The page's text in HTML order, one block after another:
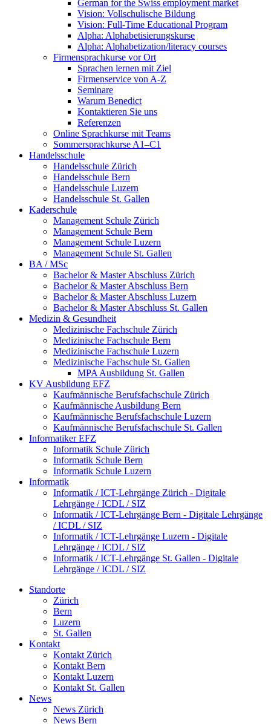
German for the Swiss employment market
Vision: Vollschulische Bildung
Vision: Full-Time Educational Program
Alpha: Alphabetisierungskurse
Alpha: Alphabetization/literacy courses
Firmensprachkurse vor Ort
Sprachen lernen mit Ziel
Firmenservice von A-Z
Seminare
Warum Benedict
Kontaktieren Sie uns
Referenzen
Online Sprachkurse mit Teams
Sommersprachkurse A1–C1
Handelsschule
Handelsschule Zürich
Handelsschule Bern
Handelsschule Luzern
Handelsschule St. Gallen
Kaderschule
Management Schule Zürich
Management Schule Bern
Management Schule Luzern
Management Schule St. Gallen
BA / MSc
Bachelor & Master Abschluss Zürich
Bachelor & Master Abschluss Bern
Bachelor & Master Abschluss Luzern
Bachelor & Master Abschluss St. Gallen
Medizin & Gesundheit
Medizinische Fachschule Zürich
Medizinische Fachschule Bern
Medizinische Fachschule Luzern
Medizinische Fachschule St. Gallen
MPA Ausbildung St. Gallen
KV Ausbildung EFZ
Kaufmännische Berufsfachschule Zürich
Kaufmännische Ausbildung Bern
Kaufmännische Berufsfachschule Luzern
Kaufmännische Berufsfachschule St. Gallen
Informatiker EFZ
Informatik Schule Zürich
Informatik Schule Bern
Informatik Schule Luzern
Informatik
Informatik / ICT-Lehrgänge Zürich - Digitale
Lehrgänge / ICDL / SIZ
Informatik / ICT-Lehrgänge Bern - Digitale Lehrgänge
/ ICDL / SIZ
Informatik / ICT-Lehrgänge Luzern - Digitale
Lehrgänge / ICDL / SIZ
Informatik / ICT-Lehrgänge St. Gallen - Digitale
Lehrgänge / ICDL / SIZ
Standorte
Zürich
Bern
Luzern
St. Gallen
Kontakt
Kontakt Zürich
Kontakt Bern
Kontakt Luzern
Kontakt St. Gallen
News
News Zürich
News Bern